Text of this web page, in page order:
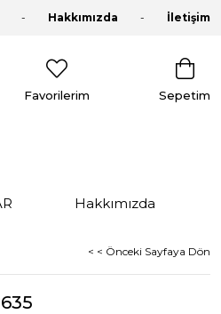
Hakkımızda İletişim
Sepetim
Favorilerim
Hakkımızda
< < Önceki Sayfaya Dön